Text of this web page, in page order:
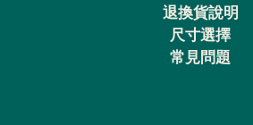
退換貨說明
尺寸選擇
常見問題